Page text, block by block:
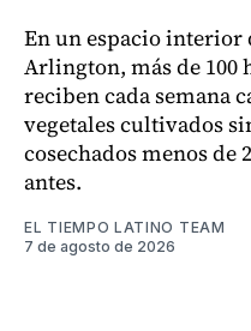
En un espacio interior
Arlington, más de 100
reciben cada semana
vegetales cultivados
cosechados menos de
antes.
EL TIEMPO LATINO TEAM
7 de agosto de 2026